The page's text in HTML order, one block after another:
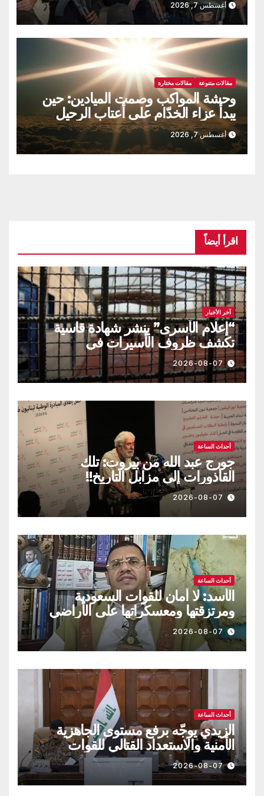
أغسطس 7, 2026
مقالات متنوعة مقالات مختارة
وحشة المواكب وصمت الميادين: حين
يبدأ عزاء الخدّام على أعتاب الرحيل
أغسطس 7, 2026
اقرأ أيضاً
آخر الأخبار
“إعلام الأسرى” ينشر شهادة قاسية
تكشف ظروف الأسيرات في
“الدامون”
2026-08-07
أحداث الساعة
جورج عبد الله من بيروت: تلك
القاذورات إلى مزابل التاريخ!!
2026-08-07
أحداث الساعة
الأسد: لا أمان للقوات السعودية
ومرتزقتها ومعسكراتها على الأراضي
اليمنية
2026-08-07
أحداث الساعة
الزيدي يوجّه برفع مستوى الجاهزية
الأمنية والاستعداد القتالي للقوات
العراقية!!
2026-08-07